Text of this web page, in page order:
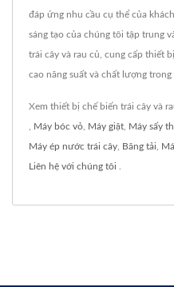
đáp ứng nhu cầu cụ thể của
sáng tạo của chúng tôi tập trung
trái cây và rau củ, cung cấp thiết
cao năng suất và chất lượng
Xem thiết bị chế biến trái cây và
Máy bóc vỏ Máy giặt Máy sấy
Máy ép nước trái cây Băng tải
Liên hệ với chúng tôi